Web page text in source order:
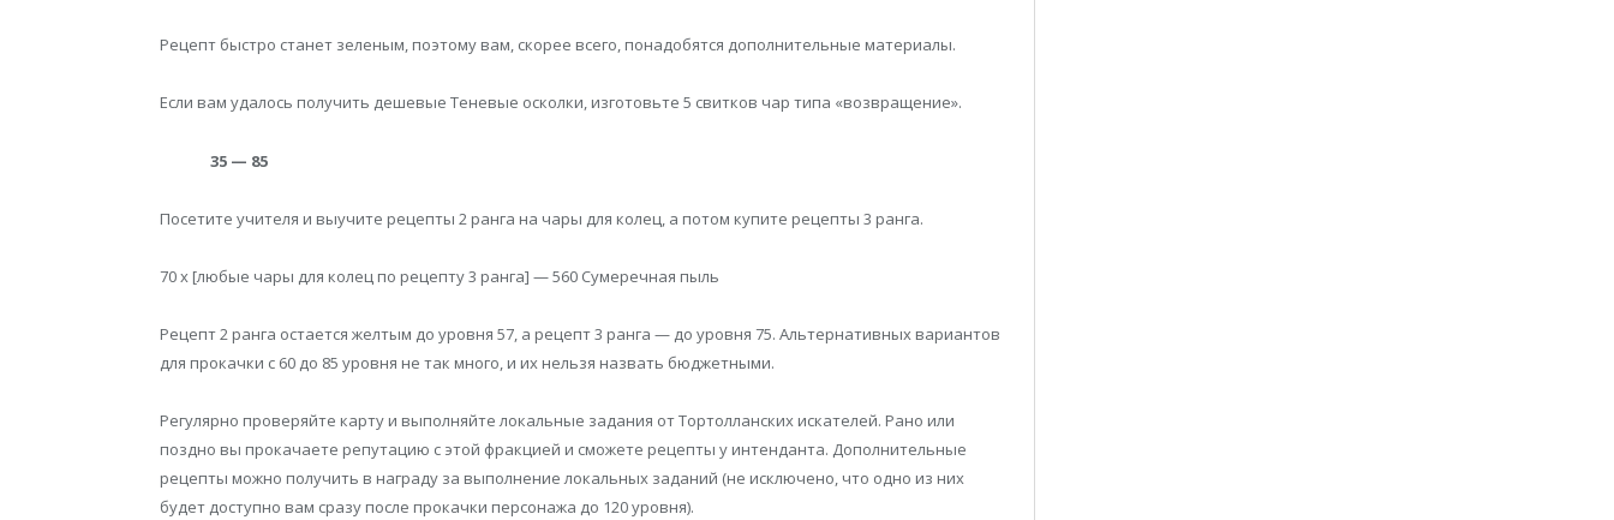
Рецепт быстро станет зеленым, поэтому вам, скорее всего, понадобятся дополнительные материалы.
Если вам удалось получить дешевые Теневые осколки, изготовьте 5 свитков чар типа «возвращение».
35 — 85
Посетите учителя и выучите рецепты 2 ранга на чары для колец, а потом купите рецепты 3 ранга.
70 x [любые чары для колец по рецепту 3 ранга] — 560 Сумеречная пыль
Рецепт 2 ранга остается желтым до уровня 57, а рецепт 3 ранга — до уровня 75. Альтернативных вариантов
для прокачки с 60 до 85 уровня не так много, и их нельзя назвать бюджетными.
Регулярно проверяйте карту и выполняйте локальные задания от Тортолланских искателей. Рано или
поздно вы прокачаете репутацию с этой фракцией и сможете рецепты у интенданта. Дополнительные
рецепты можно получить в награду за выполнение локальных заданий (не исключено, что одно из них
будет доступно вам сразу после прокачки персонажа до 120 уровня).